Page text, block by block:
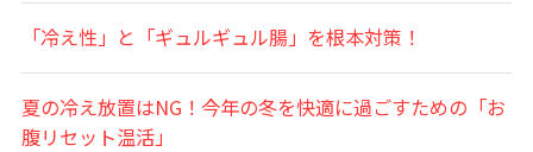
「冷え性」と「ギュルギュル腸」を根本対策！
夏の冷え放置はNG！今年の冬を快適に過ごすための「お
腹リセット温活」